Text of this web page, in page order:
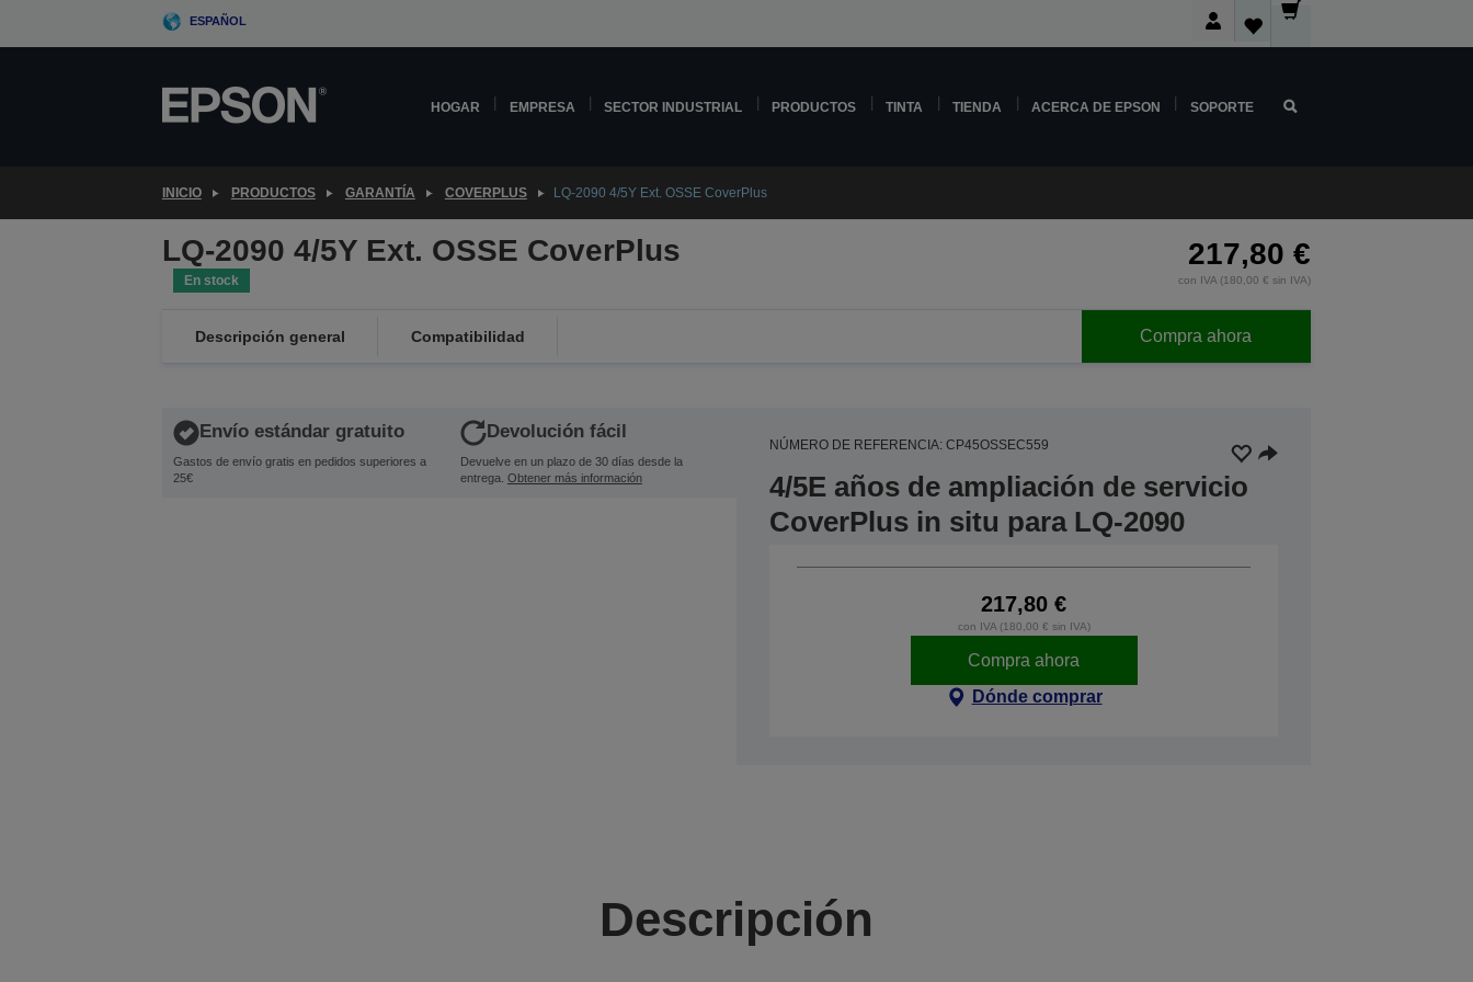
ESPAÑOL
HOGAR EMPRESA SECTOR INDUSTRIAL PRODUCTOS TINTA TIENDA ACERCA DE EPSON SOPORTE
INICIO PRODUCTOS GARANTÍA COVERPLUS LQ-2090 4/5Y Ext. OSSE CoverPlus
LQ-2090 4/5Y Ext. OSSE CoverPlus
En stock
217,80 €
con IVA (180,00 € sin IVA)
Descripción general Compatibilidad Compra ahora
Envío estándar gratuito
Gastos de envío gratis en pedidos superiores a
25€
Devolución fácil
Devuelve en un plazo de 30 días desde la
entrega. Obtener más información
NÚMERO DE REFERENCIA: CP45OSSEC559
4/5E años de ampliación de servicio
CoverPlus in situ para LQ-2090
217,80 €
con IVA (180,00 € sin IVA)
Compra ahora
Dónde comprar
Descripción